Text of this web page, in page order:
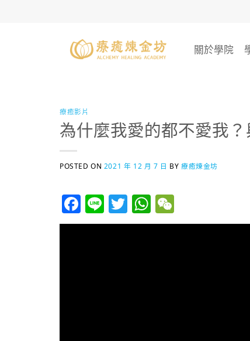
關於學院
療癒影片
為什麼我愛的都不愛我
POSTED ON 2021 年 12 月 7 日 BY療癒煉金坊
Facebook
LineTwitterWhatsApp